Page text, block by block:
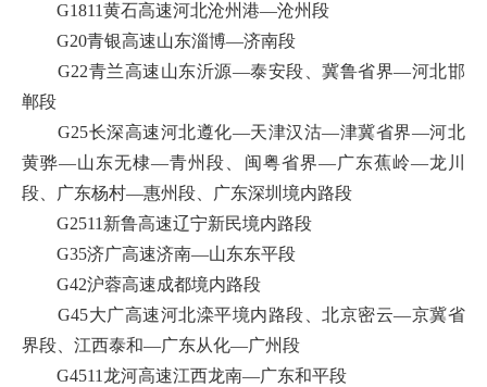
G1811黄石高速河北沧州港—沧州段
G20青银高速山东淄博—济南段
G22青兰高速山东沂源—泰安段、冀鲁省界—河北邯
郸段
G25长深高速河北遵化—天津汉沽—津冀省界—河北
黄骅—山东无棣—青州段、闽粤省界—广东蕉岭—龙川
段、广东杨村—惠州段、广东深圳境内路段
G2511新鲁高速辽宁新民境内路段
G35济广高速济南—山东东平段
G42沪蓉高速成都境内路段
G45大广高速河北滦平境内路段、北京密云—京冀省
界段、江西泰和—广东从化—广州段
G4511龙河高速江西龙南—广东和平段